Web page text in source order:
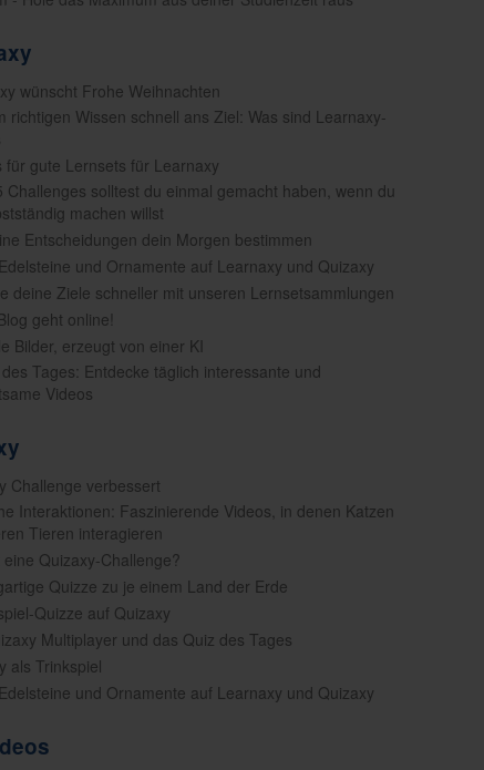
wünscht Frohe Weihnachten
richtigen Wissen schnell ans Ziel: Was sind Learnaxy-
für gute Lernsets für Learnaxy
Challenges solltest du einmal gemacht haben, wenn du
machen willst
Entscheidungen dein Morgen bestimmen
und Ornamente auf Learnaxy und Quizaxy
deine Ziele schneller mit unseren Lernsetsammlungen
geht online!
Bilder, erzeugt von einer KI
des Tages: Entdecke täglich interessante und
Videos
Challenge verbessert
Interaktionen: Faszinierende Videos, in denen Katzen
Tieren interagieren
eine Quizaxy-Challenge?
Quizze zu je einem Land der Erde
Quizze auf Quizaxy
Multiplayer und das Quiz des Tages
als Trinkspiel
und Ornamente auf Learnaxy und Quizaxy